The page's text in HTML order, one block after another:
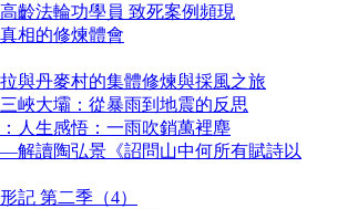
齡法輪功學員 致死案例頻現
相的修煉體會
與丹麥村的集體修煉與採風之旅
峽大壩：從暴雨到地震的反思
人生感悟：一雨吹銷萬裡塵
解讀陶弘景《詔問山中何所有賦詩以
記 第二季（4）